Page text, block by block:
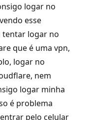
logar no
esse
tentar logar no
que é uma vpn,
logar no
nem
logar minha
é problema
pelo celular